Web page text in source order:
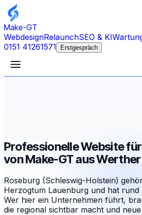
Make-GT
WebdesignRelaunchSEO & KI
0151 41261571
Erstgespräch
Professionelle Website
von Make-GT aus Werther
Roseburg (Schleswig-Holstein)
Herzogtum Lauenburg und hat rund
Wer hier ein Unternehmen führt,
die regional sichtbar macht und